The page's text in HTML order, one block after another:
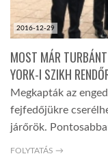
A NAP SZÉPE
LINKTR.EE
GLOBOZSARU
2016-12-29
MOST MÁR
YORK-I SZIKH
Megkapták az
fejfedőjükre
járőrök.
FOLYTATÁS →